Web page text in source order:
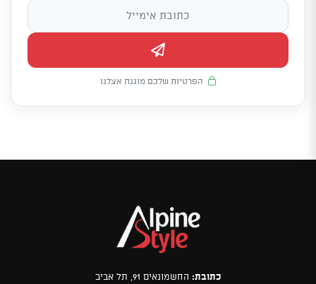
הפרטיות שלכם מוגנת אצלנו
כתובת: החשמונאים 91, תל אביב